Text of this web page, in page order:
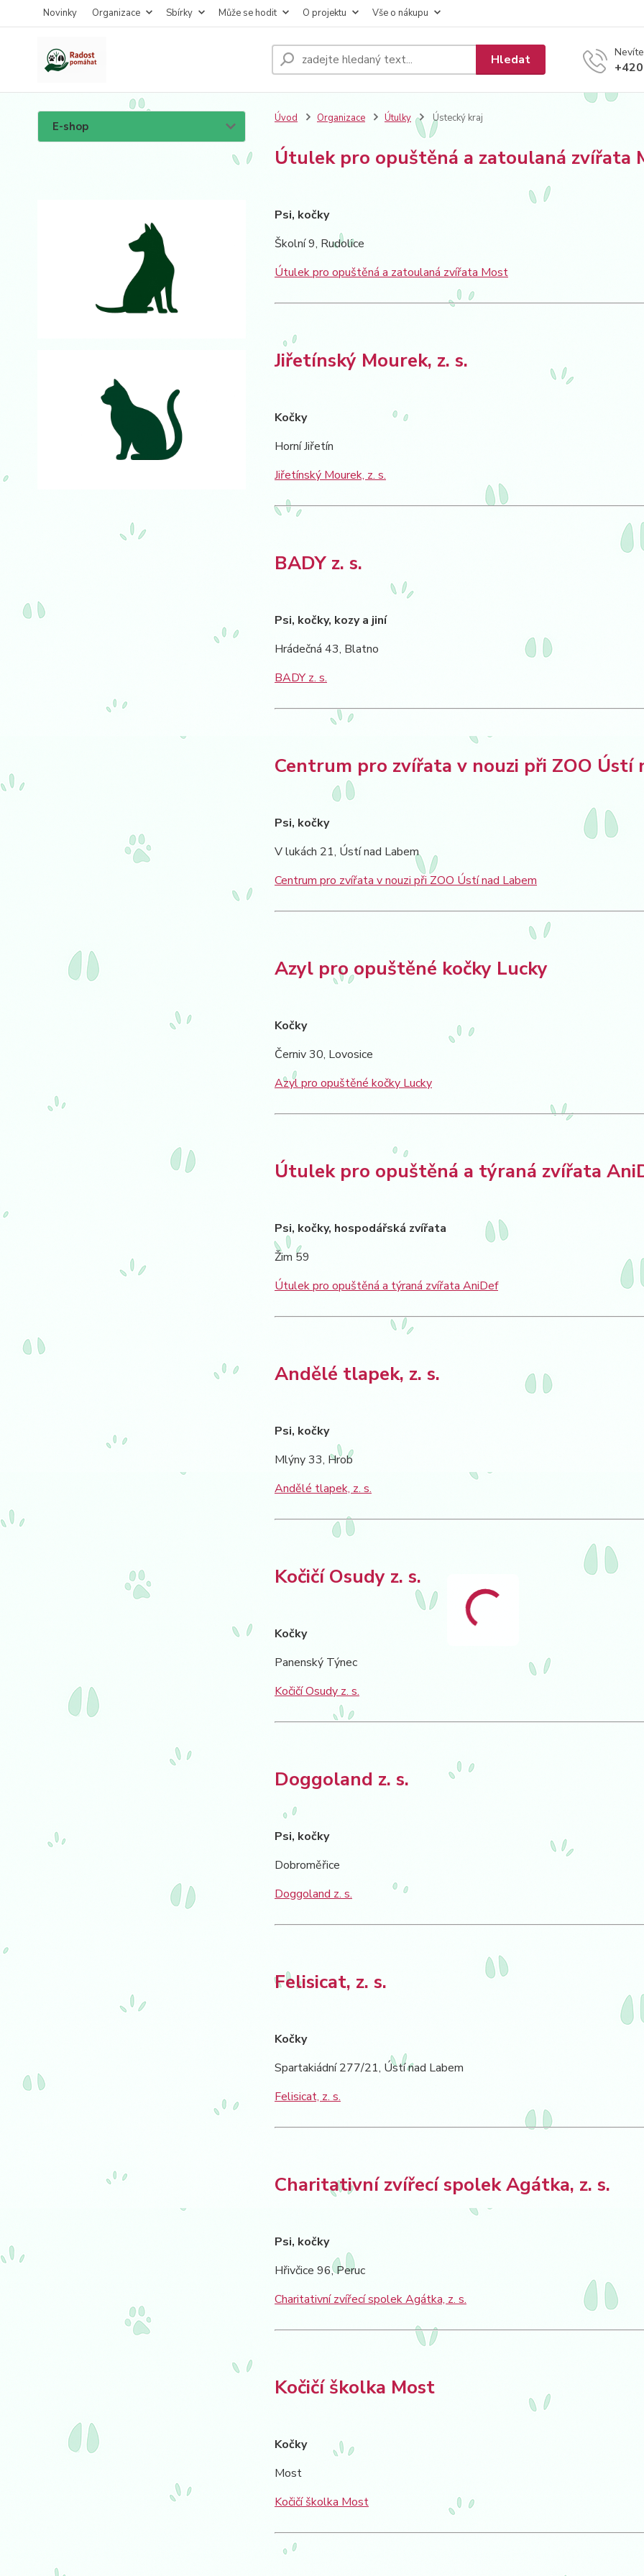
Novinky Organizace Sbírky Může se hodit O projektu Vše o nákupu
Hledat
E-shop
Úvod Organizace Útulky Ústecký kraj
Útulek pro opuštěná a zatoulaná zvířata
Psi, kočky
Školní 9, Rudolice
Útulek pro opuštěná a zatoulaná zvířata Most
Jiřetínský Mourek, z. s.
Kočky
Horní Jiřetín
Jiřetínský Mourek, z. s.
BADY z. s.
Psi, kočky, kozy a jiní
Hrádečná 43, Blatno
BADY z. s.
Centrum pro zvířata v nouzi při ZOO Ústí
Psi, kočky
V lukách 21, Ústí nad Labem
Centrum pro zvířata v nouzi při ZOO Ústí nad Labem
Azyl pro opuštěné kočky Lucky
Kočky
Černiv 30, Lovosice
Azyl pro opuštěné kočky Lucky
Útulek pro opuštěná a týraná zvířata
Psi, kočky, hospodářská zvířata
Žim 59
Útulek pro opuštěná a týraná zvířata AniDef
Andělé tlapek, z. s.
Psi, kočky
Mlýny 33, Hrob
Andělé tlapek, z. s.
Kočičí Osudy z. s.
Kočky
Panenský Týnec
Kočičí Osudy z. s.
Doggoland z. s.
Psi, kočky
Dobroměřice
Doggoland z. s.
Felisicat, z. s.
Kočky
Spartakiádní 277/21, Ústí nad Labem
Felisicat, z. s.
Charitativní zvířecí spolek Agátka, z. s.
Psi, kočky
Hřivčice 96, Peruc
Charitativní zvířecí spolek Agátka, z. s.
Kočičí školka Most
Kočky
Most
Kočičí školka Most